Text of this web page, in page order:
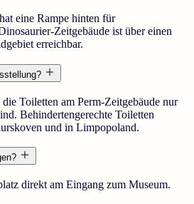
eine Rampe hinten für
Zeitgebäude ist über einen
erreichbar.
die Toiletten am Perm-Zeitgebäude nur
Behindertengerechte Toiletten
und in Limpopoland.
direkt am Eingang zum Museum.